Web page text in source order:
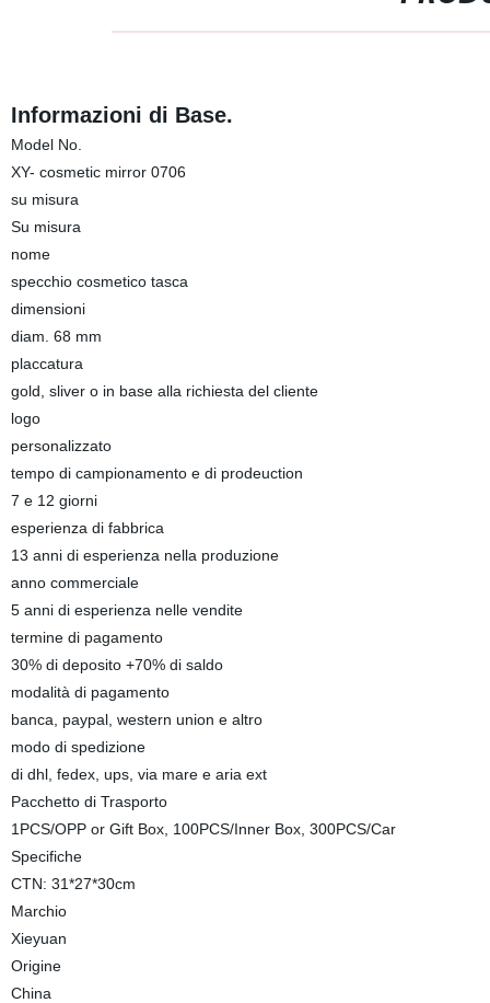
Informazioni di Base.
Model No.
XY- cosmetic mirror 0706
su misura
Su misura
nome
specchio cosmetico tasca
dimensioni
diam. 68 mm
placcatura
gold, sliver o in base alla richiesta del cliente
logo
personalizzato
tempo di campionamento e di prodeuction
7 e 12 giorni
esperienza di fabbrica
13 anni di esperienza nella produzione
anno commerciale
5 anni di esperienza nelle vendite
termine di pagamento
30% di deposito +70% di saldo
modalità di pagamento
banca, paypal, western union e altro
modo di spedizione
di dhl, fedex, ups, via mare e aria ext
Pacchetto di Trasporto
1PCS/OPP or Gift Box, 100PCS/Inner Box, 300PCS/Car
Specifiche
CTN: 31*27*30cm
Marchio
Xieyuan
Origine
China